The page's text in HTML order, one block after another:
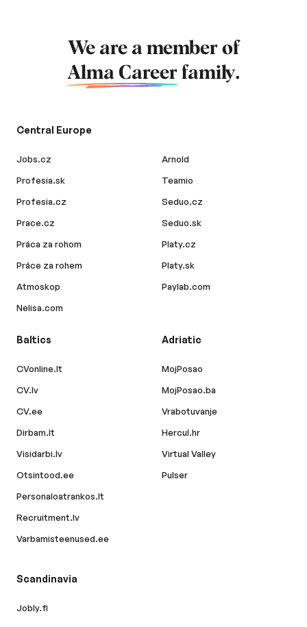
We are a member of
Alma Career family.
Central Europe
Jobs.cz
Profesia.sk
Profesia.cz
Prace.cz
Práca za rohom
Práce za rohem
Atmoskop
Nelisa.com
Arnold
Teamio
Seduo.cz
Seduo.sk
Platy.cz
Platy.sk
Paylab.com
Baltics
CVonline.lt
CV.lv
CV.ee
Dirbam.lt
Visidarbi.lv
Otsintood.ee
Personaloatrankos.lt
Recruitment.lv
Varbamisteenused.ee
Adriatic
MojPosao
MojPosao.ba
Vrabotuvanje
Hercul.hr
Virtual Valley
Pulser
Scandinavia
Jobly.fi